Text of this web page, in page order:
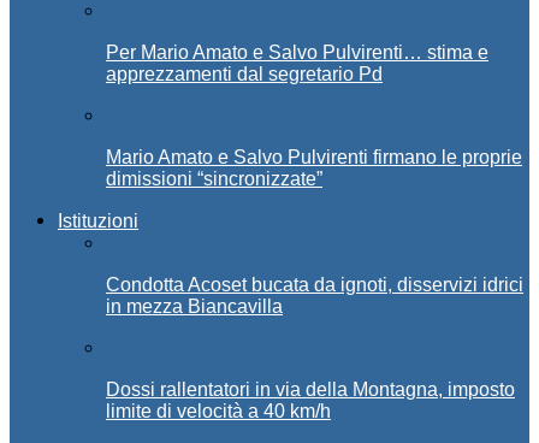
Per Mario Amato e Salvo Pulvirenti… stima e
apprezzamenti dal segretario Pd
Mario Amato e Salvo Pulvirenti firmano le proprie
dimissioni “sincronizzate”
Istituzioni
Condotta Acoset bucata da ignoti, disservizi idrici
in mezza Biancavilla
Dossi rallentatori in via della Montagna, imposto
limite di velocità a 40 km/h